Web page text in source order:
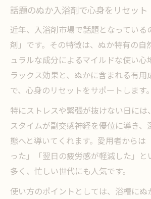
疲労回復効果が期待できるぬ
身体が軽くなるぬか入浴剤の活
ぬか入浴剤の効果的な使い
毎日のバスタイムで疲労回
法
ぬか配合入浴剤で得られる爽
アスリートも実践するぬか
ぬか成分が肩こりや腰痛に
明日の活力へ導くぬか入りバス
ぬか入りバスケアで翌日の
由
ぬかの温浴パワーで深い休
話題のぬか入浴剤で心身をリセット
近年、入浴剤市場で話題となっている
剤」です。その特徴は、ぬか特有の自
ュラルな成分によるマイルドな使い心
ラックス効果と、ぬかに含まれる有用
で、心身のリセットをサポートします。
特にストレスや緊張が抜けない日には
スタイムが副交感神経を優位に導き、
態へと導いてくれます。愛用者からは
った」「翌日の疲労感が軽減した」と
多く、忙しい世代にも人気です。
使い方のポイントとしては、浴槽にぬ